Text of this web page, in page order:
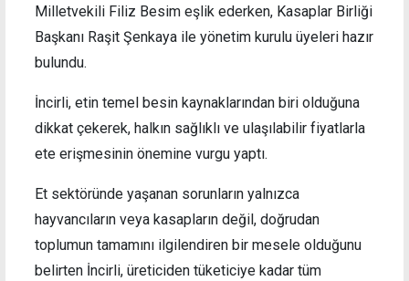
Milletvekili Filiz Besim eşlik ederken, Kasaplar Birliği
Başkanı Raşit Şenkaya ile yönetim kurulu üyeleri hazır
bulundu.
İncirli, etin temel besin kaynaklarından biri olduğuna
dikkat çekerek, halkın sağlıklı ve ulaşılabilir fiyatlarla
ete erişmesinin önemine vurgu yaptı.
Et sektöründe yaşanan sorunların yalnızca
hayvancıların veya kasapların değil, doğrudan
toplumun tamamını ilgilendiren bir mesele olduğunu
belirten İncirli, üreticiden tüketiciye kadar tüm